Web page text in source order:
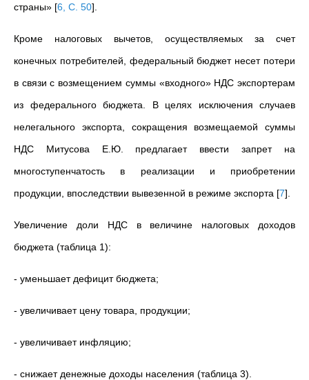
страны» [6, С. 50]
Кроме налоговых вычетов, осуществляемых за счет
конечных потребителей, федеральный бюджет несет потери
в связи с возмещением суммы «входного» НДС экспортерам
из федерального бюджета. В целях исключения случаев
нелегального экспорта, сокращения возмещаемой суммы
НДС Митусова Е.Ю. предлагает ввести запрет на
многоступенчатость в реализации и приобретении
продукции, впоследствии вывезенной в режиме экспорта [7]
Увеличение доли НДС в величине налоговых доходов
бюджета (таблица 1):
- уменьшает дефицит бюджета;
- увеличивает цену товара, продукции;
- увеличивает инфляцию;
- снижает денежные доходы населения (таблица 3).